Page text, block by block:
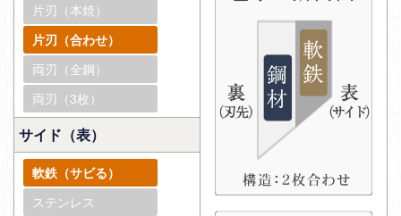
片刃（本焼）
片刃（合わせ）
両刃（全鋼）
両刃（3枚）
サイド（表）
軟鉄（サビる）
ステンレス